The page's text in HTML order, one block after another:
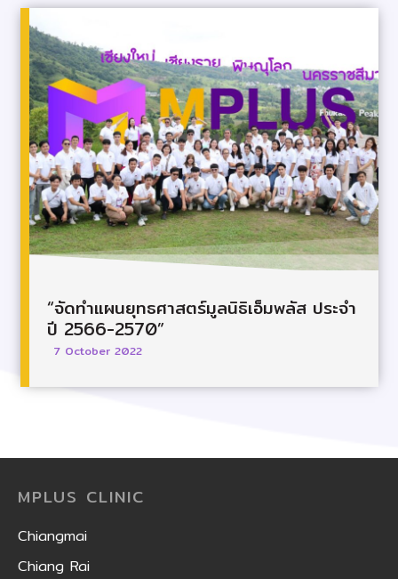
“จัดทำแผนยุทธศาสตร์มูลนิธิเอ็มพลัส ประจำ
ปี 2566-2570”
7 October 2022
MPLUS CLINIC
Chiangmai
Chiang Rai